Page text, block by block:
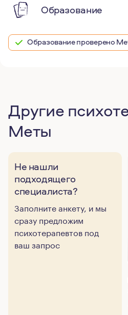
Образование
Образование проверено
Другие
Меты
Не нашли
подходящего
специалиста?
Заполните анкету, и мы
сразу предложим
психотерапевтов под
ваш запрос